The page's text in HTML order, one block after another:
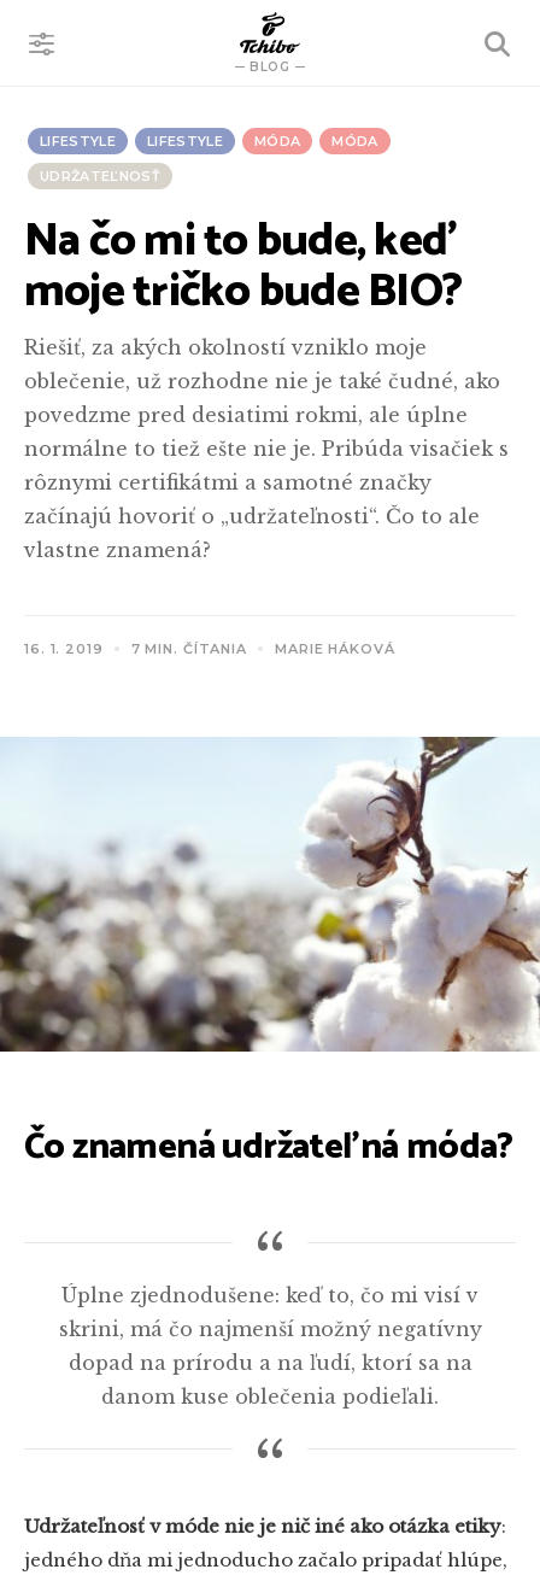
BLOG
VYHĽADÁVANIE
LIFESTYLE LIFESTYLE MÓDA MÓDA
UDRŽATEĽNOSŤ
Na čo mi to bude, keď
moje tričko bude BIO?
Riešiť, za akých okolností vzniklo moje
oblečenie, už rozhodne nie je také čudné, ako
povedzme pred desiatimi rokmi, ale úplne
normálne to tiež ešte nie je. Pribúda visačiek s
rôznymi certifikátmi a samotné značky
začínajú hovoriť o „udržateľnosti“. Čo to ale
vlastne znamená?
16. 1. 2019 7 MIN. ČÍTANIA MARIE HÁKOVÁ
Čo znamená udržateľná móda?
Úplne zjednodušene: keď to, čo mi visí v
skrini, má čo najmenší možný negatívny
dopad na prírodu a na ľudí, ktorí sa na
danom kuse oblečenia podieľali.
Udržateľnosť v móde nie je nič iné ako otázka etiky:
jedného dňa mi jednoducho začalo pripadať hlúpe,